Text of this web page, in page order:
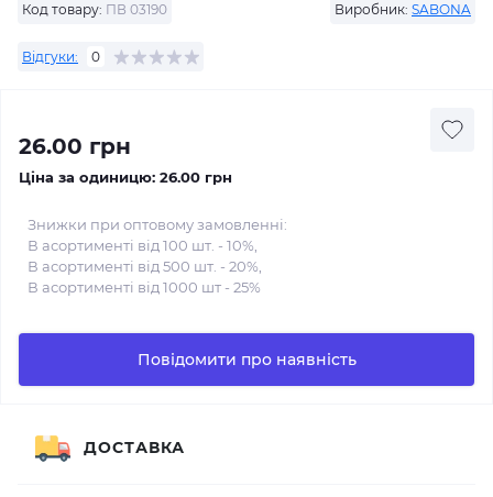
Код товару: ПВ 03190 Виробник: SABONA
Відгуки: 0
26.00 грн
Ціна за одиницю: 26.00 грн
Знижки при оптовому замовленні:
В асортименті від 100 шт. - 10%,
В асортименті від 500 шт. - 20%,
В асортименті від 1000 шт - 25%
Повідомити про наявність
ДОСТАВКА